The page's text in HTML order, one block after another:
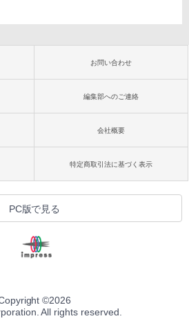
お問い合わせ
編集部へのご連絡
会社概要
特定商取引法に基づく表示
PC版で見る
©2026
All rights reserved.